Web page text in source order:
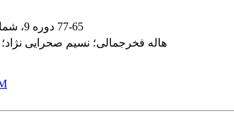
77-65
هاله فخرجمالی؛ نسیم صحرایی
M